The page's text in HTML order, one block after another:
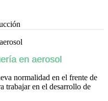
en aerosol
normalidad en el frente de
trabajar en el desarrollo de